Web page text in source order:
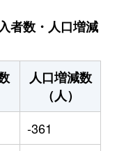
者数・人口増減
人口増減数
（人）
-361